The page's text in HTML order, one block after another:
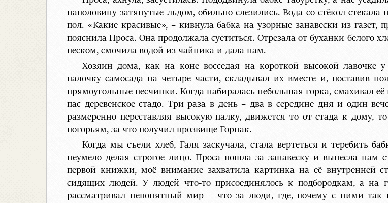
наполовину затянутые льдом, обильно слезились. Вода со стёкол
пол. «Какие красивые», – кивнула бабка на узорные занавески из
пояснила Проса. Она продолжала суетиться. Отрезала от буханки белого
песком, смочила водой из чайника и дала нам.
Хозяин дома, как на коне восседая на короткой высокой лавочке
палочку самосада на четыре части, складывал их вместе и, поставив
прямоугольные песчинки. Когда набиралась небольшая горка, смахивал
пас деревенское стадо. Три раза в день – два в середине дня и один
размеренно переставляя высокую палку, движется то от стада к дому,
погорьям, за что получил прозвище Горнак.
Когда мы съели хлеб, Галя заскучала, стала вертеться и теребить
неумело делая строгое лицо. Проса пошла за занавеску и вынесла
первой книжки, моё внимание захватила картинка на её внутренней
сидящих людей. У людей что-то присоединялось к подбородкам, а на
рассматривал непонятный мир – что за люди, где, почему с ними так